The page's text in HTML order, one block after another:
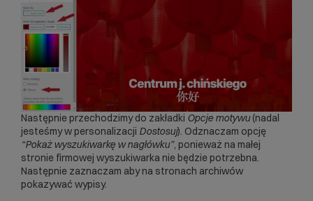
Następnie przechodzimy do zakładki Opcje motywu(nadal
jesteśmy w personalizacji Dostosuj). Odznaczam opcję
“Pokaż wyszukiwarkę w nagłówku”, ponieważ na małej
stronie firmowej wyszukiwarka nie będzie potrzebna.
Następnie zaznaczam aby na stronach archiwów
pokazywać wypisy.